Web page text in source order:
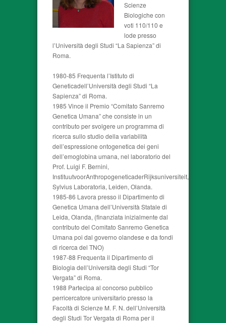
Scienze
Biologiche con
voti 110/110 e
lode presso
l’Università degli Studi “La Sapienza” di
Roma.
1980-85 Frequenta l’Istituto di
Geneticadell’Università degli Studi “La
Sapienza” di Roma.
1985 Vince il Premio “Comitato Sanremo
Genetica Umana” che consiste in un
contributo per svolgere un programma di
ricerca sullo studio della variabilità
dell’espressione ontogenetica dei geni
dell’emoglobina umana, nel laboratorio del
Prof. Luigi F. Bernini,
InstituutvoorAnthropogeneticaderRijksuniversiteit,
Sylvius Laboratoria, Leiden, Olanda.
1985-86 Lavora presso il Dipartimento di
Genetica Umana dell’Università Statale di
Leida, Olanda, (finanziata inizialmente dal
contributo del Comitato Sanremo Genetica
Umana poi dal governo olandese e da fondi
di ricerca del TNO)
1987-88 Frequenta il Dipartimento di
Biologia dell’Università degli Studi “Tor
Vergata” di Roma.
1988 Partecipa al concorso pubblico
perricercatore universitario presso la
Facoltà di Scienze M. F. N. dell’Università
degli Studi Tor Vergata di Roma per il